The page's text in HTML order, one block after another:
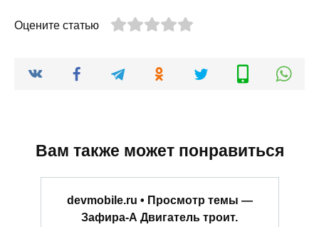
Оцените статью
Вам также может понравиться
devmobile.ru • Просмотр темы —
Зафира-А Двигатель троит.